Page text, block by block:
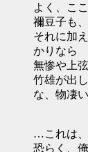
よく、こ
禰豆子も
それに加
かりなら
無惨や上
竹雄が出
な、物凄
…これは
恐らく、